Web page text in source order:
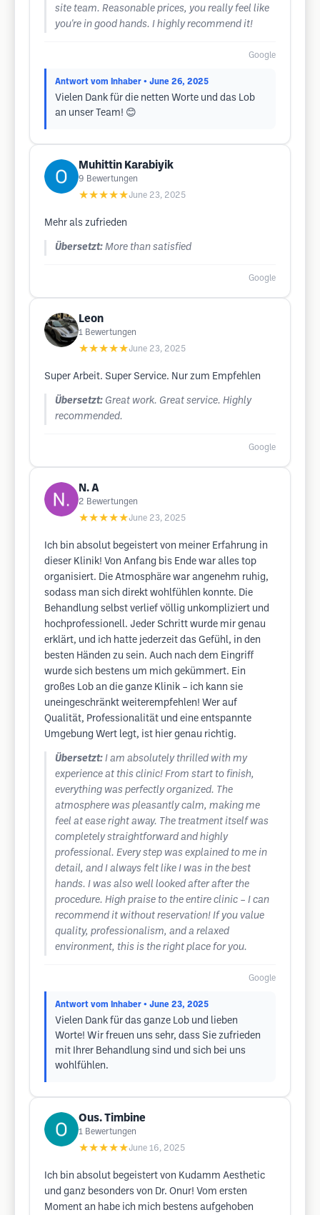
site team. Reasonable prices, you really feel like
you're in good hands. I highly recommend it!
Google
Antwort vom Inhaber • June 26, 2025
Vielen Dank für die netten Worte und das Lob
an unser Team! 😊
Muhittin Karabiyik
9 Bewertungen
★★★★★June 23, 2025
Mehr als zufrieden
Übersetzt: More than satisfied
Google
Leon
1 Bewertungen
★★★★★June 23, 2025
Super Arbeit. Super Service. Nur zum Empfehlen
Übersetzt: Great work. Great service. Highly
recommended.
Google
N. A
2 Bewertungen
★★★★★June 23, 2025
Ich bin absolut begeistert von meiner Erfahrung in
dieser Klinik! Von Anfang bis Ende war alles top
organisiert. Die Atmosphäre war angenehm ruhig,
sodass man sich direkt wohlfühlen konnte. Die
Behandlung selbst verlief völlig unkompliziert und
hochprofessionell. Jeder Schritt wurde mir genau
erklärt, und ich hatte jederzeit das Gefühl, in den
besten Händen zu sein. Auch nach dem Eingriff
wurde sich bestens um mich gekümmert. Ein
großes Lob an die ganze Klinik – ich kann sie
uneingeschränkt weiterempfehlen! Wer auf
Qualität, Professionalität und eine entspannte
Umgebung Wert legt, ist hier genau richtig.
Übersetzt: I am absolutely thrilled with my
experience at this clinic! From start to finish,
everything was perfectly organized. The
atmosphere was pleasantly calm, making me
feel at ease right away. The treatment itself was
completely straightforward and highly
professional. Every step was explained to me in
detail, and I always felt like I was in the best
hands. I was also well looked after after the
procedure. High praise to the entire clinic – I can
recommend it without reservation! If you value
quality, professionalism, and a relaxed
environment, this is the right place for you.
Google
Antwort vom Inhaber • June 23, 2025
Vielen Dank für das ganze Lob und lieben
Worte! Wir freuen uns sehr, dass Sie zufrieden
mit Ihrer Behandlung sind und sich bei uns
wohlfühlen.
Ous. Timbine
1 Bewertungen
★★★★★June 16, 2025
Ich bin absolut begeistert von Kudamm Aesthetic
und ganz besonders von Dr. Onur! Vom ersten
Moment an habe ich mich bestens aufgehoben